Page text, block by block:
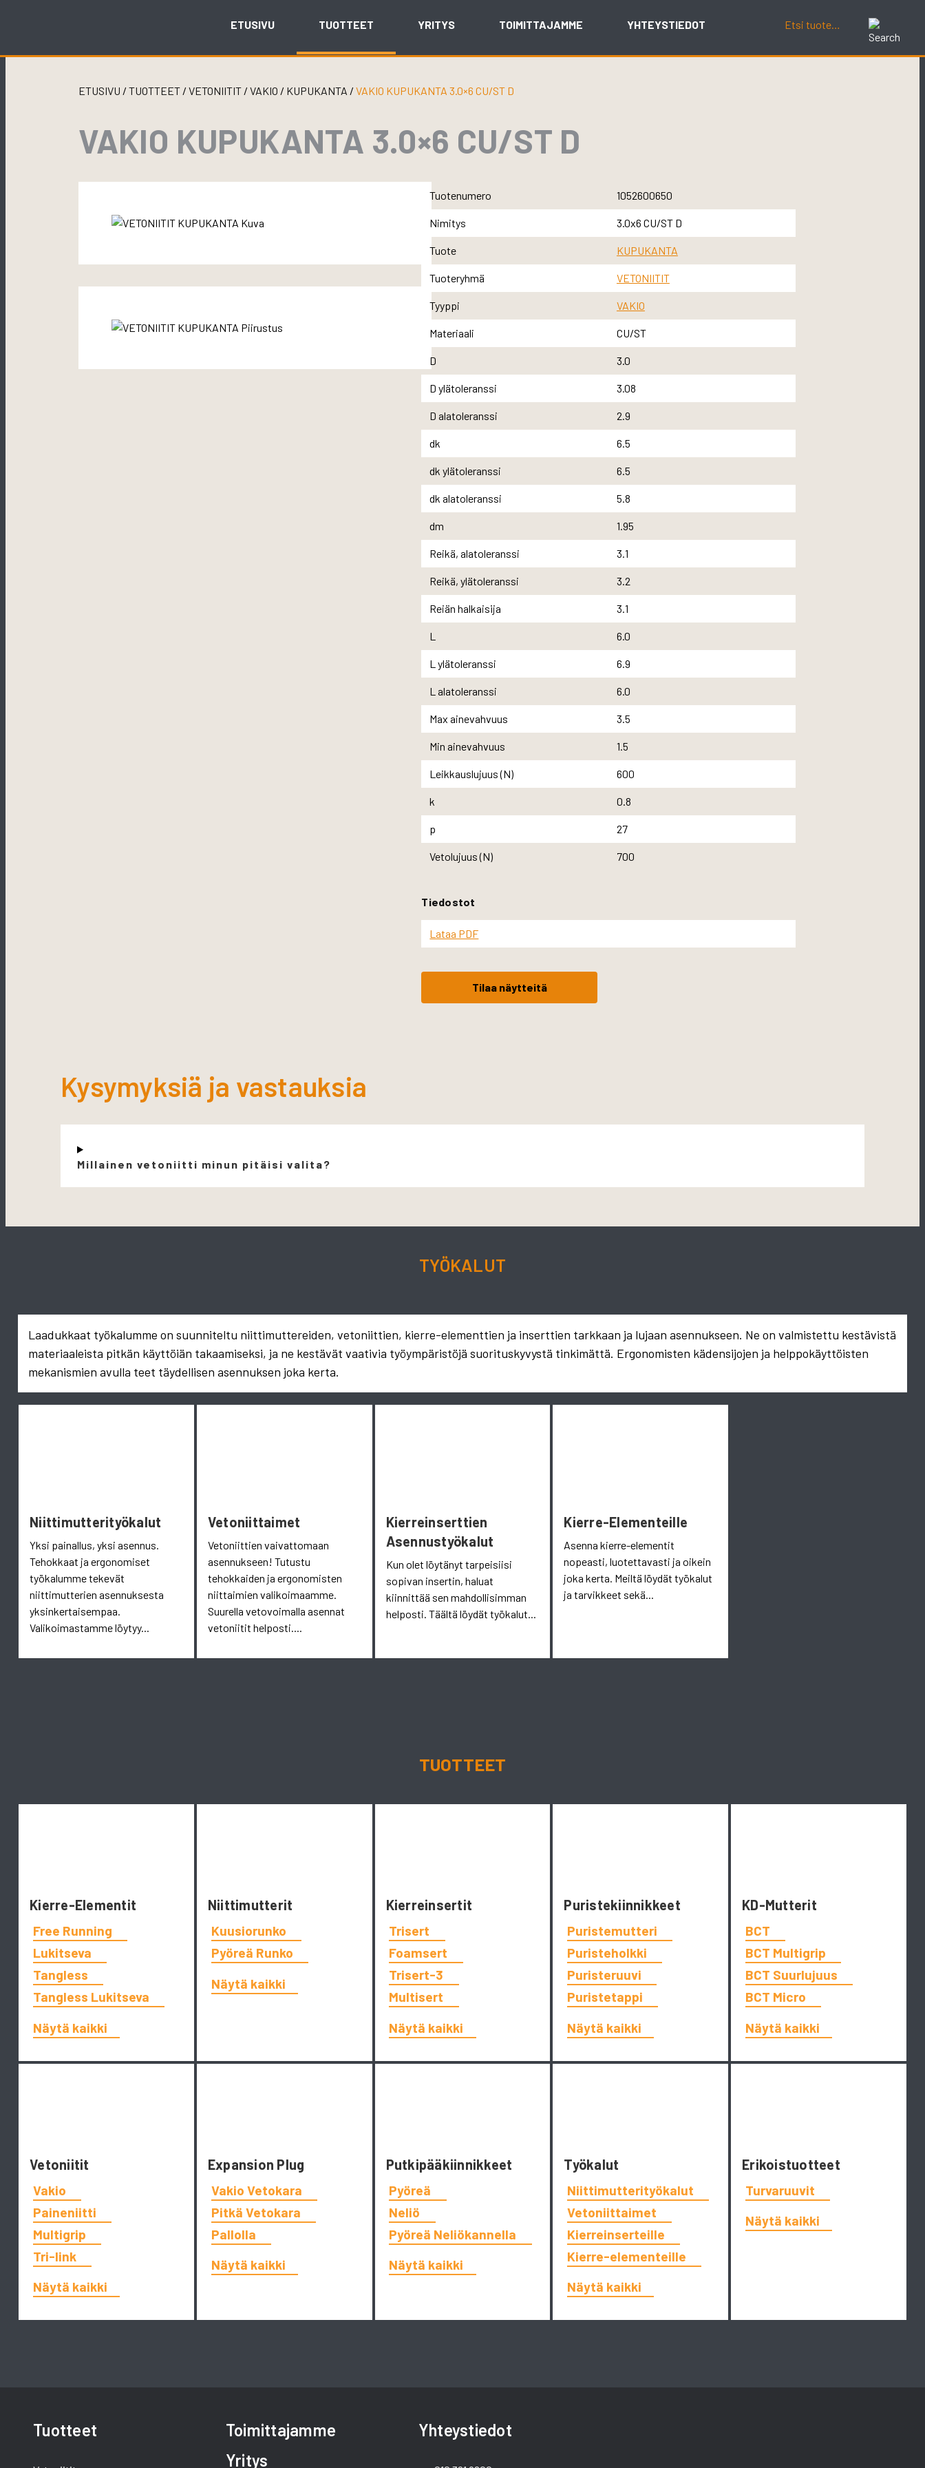
ETUSIVU TUOTTEET YRITYS TOIMITTAJAMME YHTEYSTIEDOT
ETUSIVU /TUOTTEET /VETONIITIT /VAKIO / KUPUKANTA /VAKIO KUPUKANTA 3.0×6 CU/ST D
VAKIO KUPUKANTA 3.0×6 CU/ST D
Tuotenumero 1052600650
Nimitys 3.0x6 CU/ST D
Tuote KUPUKANTA
Tuoteryhmä VETONIITIT
Tyyppi VAKIO
Materiaali CU/ST
D 3.0
D ylätoleranssi 3.08
D alatoleranssi 2.9
dk 6.5
dk ylätoleranssi 6.5
dk alatoleranssi 5.8
dm 1.95
Reikä, alatoleranssi 3.1
Reikä, ylätoleranssi 3.2
Reiän halkaisija 3.1
L 6.0
L ylätoleranssi 6.9
L alatoleranssi 6.0
Max ainevahvuus 3.5
Min ainevahvuus 1.5
Leikkauslujuus (N) 600
k 0.8
p 27
Vetolujuus (N) 700
Tiedostot
Lataa PDF
Tilaa näytteitä
Kysymyksiä ja vastauksia
Millainen vetoniitti minun pitäisi valita?
TYÖKALUT
Laadukkaat työkalumme on suunniteltu niittimuttereiden, vetoniittien, kierre-elementtien ja inserttien tarkkaan ja lujaan asennukseen. Ne on valmistettu kestävistä
materiaaleista pitkän käyttöiän takaamiseksi, ja ne kestävät vaativia työympäristöjä suorituskyvystä tinkimättä. Ergonomisten kädensijojen ja helppokäyttöisten
mekanismien avulla teet täydellisen asennuksen joka kerta.
Niittimutterityökalut
Yksi painallus, yksi asennus.
Tehokkaat ja ergonomiset
työkalumme tekevät
niittimutterien asennuksesta
yksinkertaisempaa.
Valikoimastamme löytyy...
Vetoniittaimet
Vetoniittien vaivattomaan
asennukseen! Tutustu
tehokkaiden ja ergonomisten
niittaimien valikoimaamme.
Suurella vetovoimalla asennat
vetoniitit helposti....
Kierreinserttien
Asennustyökalut
Kun olet löytänyt tarpeisiisi
sopivan insertin, haluat
kiinnittää sen mahdollisimman
helposti. Täältä löydät työkalut...
Kierre-Elementeille
Asenna kierre-elementit
nopeasti, luotettavasti ja oikein
joka kerta. Meiltä löydät työkalut
ja tarvikkeet sekä...
TUOTTEET
Kierre-Elementit
Free Running
Lukitseva
Tangless
Tangless Lukitseva
Näytä kaikki
Niittimutterit
Kuusiorunko
Pyöreä Runko
Näytä kaikki
Kierreinsertit
Trisert
Foamsert
Trisert-3
Multisert
Näytä kaikki
Puristekiinnikkeet
Puristemutteri
Puristeholkki
Puristeruuvi
Puristetappi
Näytä kaikki
KD-Mutterit
BCT
BCT Multigrip
BCT Suurlujuus
BCT Micro
Näytä kaikki
Vetoniitit
Vakio
Paineniitti
Multigrip
Tri-link
Näytä kaikki
Expansion Plug
Vakio Vetokara
Pitkä Vetokara
Pallolla
Näytä kaikki
Putkipääkiinnikkeet
Pyöreä
Neliö
Pyöreä Neliökannella
Näytä kaikki
Työkalut
Niittimutterityökalut
Vetoniittaimet
Kierreinserteille
Kierre-elementeille
Näytä kaikki
Erikoistuotteet
Turvaruuvit
Näytä kaikki
Tuotteet
Toimittajamme
Yritys
Yhteystiedot